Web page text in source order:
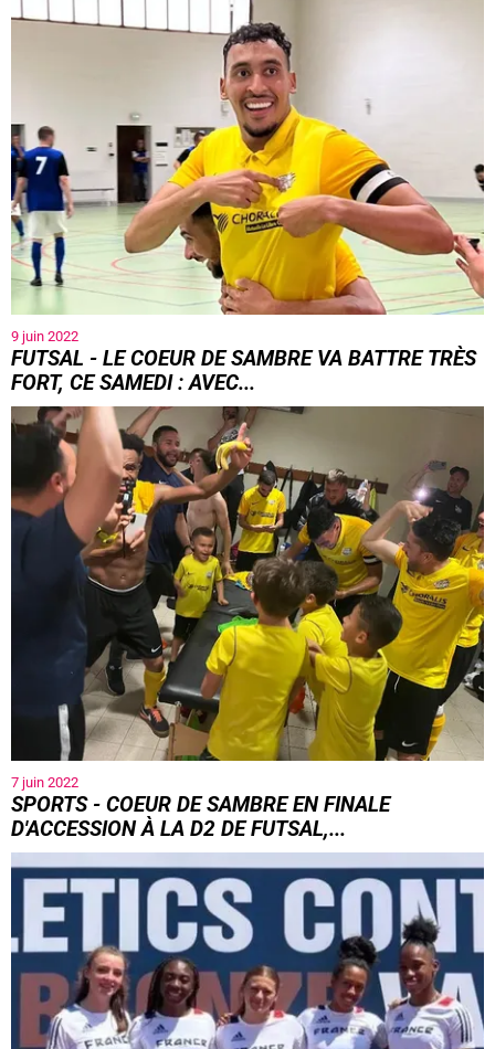
9 juin 2022
FUTSAL - LE COEUR DE SAMBRE VA BATTRE TRÈS
FORT, CE SAMEDI : AVEC...
7 juin 2022
SPORTS - COEUR DE SAMBRE EN FINALE
D'ACCESSION À LA D2 DE FUTSAL,...